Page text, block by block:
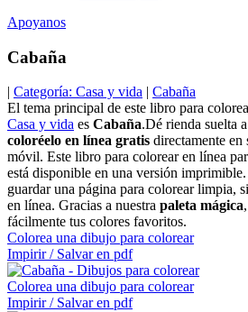
Apoyanos
Cabaña
| Categoría: Casa y vida | Cabaña
El tema principal de este libro para
Casa y vida es Cabaña.Dé rienda suelta
coloréelo en línea gratis directamente en
móvil. Este libro para colorear en línea
está disponible en una versión
guardar una página para colorear limpia,
en línea. Gracias a nuestra paleta mágica
fácilmente tus colores favoritos.
Colorea una dibujo para colorear
Impirir / Salvar en pdf
Colorea una dibujo para colorear
Impirir / Salvar en pdf